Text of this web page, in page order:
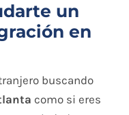
un
en
buscando
como si eres